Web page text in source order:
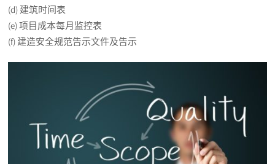
(d) 建筑时间表
(e) 项目成本每月监控表
(f) 建造安全规范告示文件及告示